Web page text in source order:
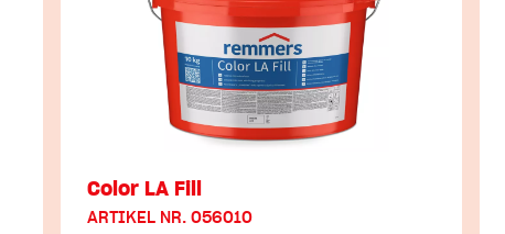
Color LA Fill
ARTIKEL NR. 056010